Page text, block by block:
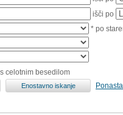
išči po
* po
celotnim besedilom